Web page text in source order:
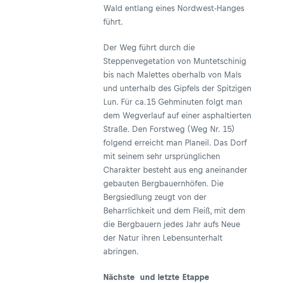
Wald entlang eines Nordwest-Hanges
führt.
Der Weg führt durch die
Steppenvegetation von Muntetschinig
bis nach Malettes oberhalb von Mals
und unterhalb des Gipfels der Spitzigen
Lun. Für ca.15 Gehminuten folgt man
dem Wegverlauf auf einer asphaltierten
Straße. Den Forstweg (Weg Nr. 15)
folgend erreicht man Planeil. Das Dorf
mit seinem sehr ursprünglichen
Charakter besteht aus eng aneinander
gebauten Bergbauernhöfen. Die
Bergsiedlung zeugt von der
Beharrlichkeit und dem Fleiß, mit dem
die Bergbauern jedes Jahr aufs Neue
der Natur ihren Lebensunterhalt
abringen.
Nächste und letzte Etappe